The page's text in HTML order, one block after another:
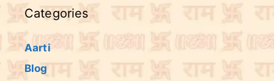
Categories
Aarti
Blog